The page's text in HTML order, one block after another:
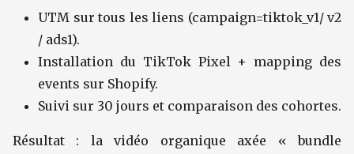
UTM sur tous les liens (campaign=tiktok_v1/ v2
/ ads1).
Installation du TikTok Pixel + mapping des
events sur Shopify.
Suivi sur 30 jours et comparaison des cohortes.
Résultat : la vidéo organique axée « bundle